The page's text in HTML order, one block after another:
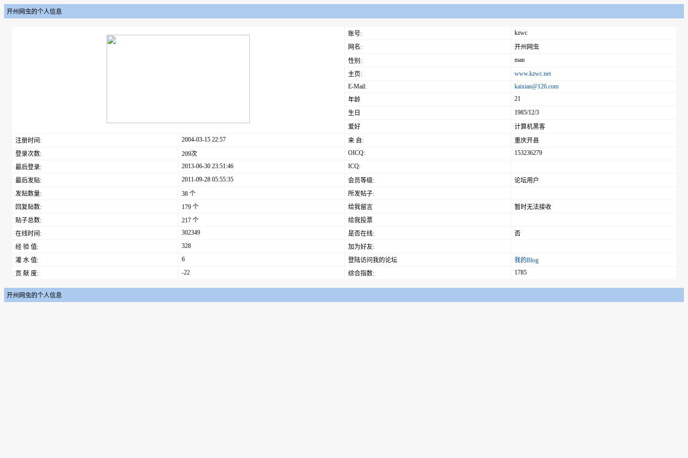
开州网虫的个人信息
账号:
kzwc
网名:
开州网虫
性别:
man
主页:
www.kzwc.net
E-Mail:
kaixian@126.com
年龄
21
生日
1985/12/3
爱好
计算机黑客
注册时间:
2004-03-15 22:57 来 自:
重庆开县
登录次数:
209次 OICQ:
153236279
最后登录:
2013-06-30 23:51:46
ICQ:
最后发贴:
2011-09-28 05:55:35 会员等级:
论坛用户
发贴数量:
38 个
所发帖子:
回复贴数:
179 个 给我留言
暂时无法接收
贴子总数:
217 个
给我投票
在线时间:
302349 是否在线:
否
经 验 值:
328
加为好友:
灌 水 值:
6 登陆访问我的论坛
我的Blog
贡 献 度:
-22 综合指数: 1785
开州网虫的个人信息